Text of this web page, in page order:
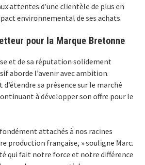
attentes d’une clientèle de plus en
environnemental de ses achats.
pour la Marque Bretonne
et de sa réputation solidement
aborde l’avenir avec ambition.
d’étendre sa présence sur le marché
à développer son offre pour le
attachés à nos racines
production française, » souligne Marc.
qui fait notre force et notre différence